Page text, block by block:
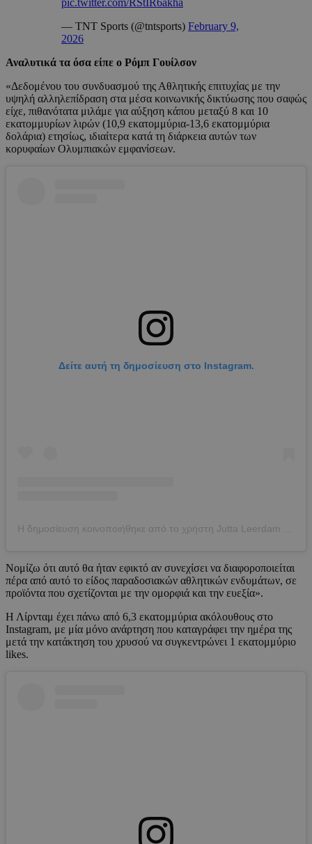
pic.twitter.com/RStIR6akha
— TNT Sports (@tntsports) February 9,
2026
Αναλυτικά τα όσα είπε ο Ρόμπ Γουίλσον
«Δεδομένου του συνδυασμού της Αθλητικής επιτυχίας με την
υψηλή αλληλεπίδραση στα μέσα κοινωνικής δικτύωσης που σαφώς
είχε, πιθανότατα μιλάμε για αύξηση κάπου μεταξύ 8 και 10
εκατομμυρίων λιρών (10,9 εκατομμύρια-13,6 εκατομμύρια
δολάρια) ετησίως, ιδιαίτερα κατά τη διάρκεια αυτών των
κορυφαίων Ολυμπιακών εμφανίσεων.
Δείτε αυτή τη δημοσίευση στο Instagram.
Η δημοσίευση κοινοποιήθηκε από το χρήστη Jutta Leerdam (@juttaleerdam)
Νομίζω ότι αυτό θα ήταν εφικτό αν συνεχίσει να διαφοροποιείται
πέρα ​​από αυτό το είδος παραδοσιακών αθλητικών ενδυμάτων, σε
προϊόντα που σχετίζονται με την ομορφιά και την ευεξία».
Η Λίρνταμ έχει πάνω από 6,3 εκατομμύρια ακόλουθους στο
Instagram, με μία μόνο ανάρτηση που καταγράφει την ημέρα της
μετά την κατάκτηση του χρυσού να συγκεντρώνει 1 εκατομμύριο
likes.